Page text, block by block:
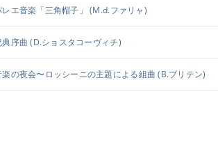
エ音楽「三角帽子」 (M.d.ファリャ)
典序曲 (D.ショスタコーヴィチ)
楽の夜会〜ロッシーニの主題による組曲 (B.ブリテン)